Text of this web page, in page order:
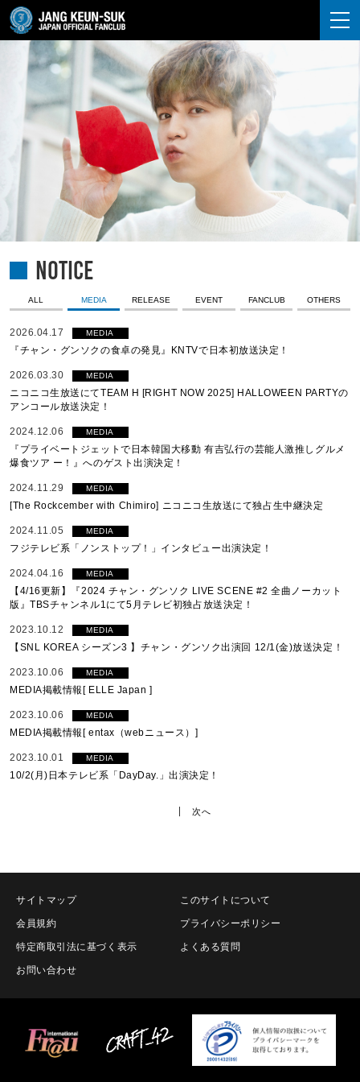
NOTICE
ALL MEDIA RELEASE EVENT FANCLUB OTHERS
2026.04.17 MEDIA
『チャン・グンソクの食卓の発見』KNTVで日本初放送決定！
2026.03.30 MEDIA
ニコニコ生放送にてTEAM H [RIGHT NOW 2025] HALLOWEEN PARTYの
アンコール放送決定！
2024.12.06 MEDIA
『プライベートジェットで日本韓国大移動 有吉弘行の芸能人激推しグルメ
爆食ツア ー！』へのゲスト出演決定！
2024.11.29 MEDIA
[The Rockcember with Chimiro] ニコニコ生放送にて独占生中継決定
2024.11.05 MEDIA
フジテレビ系「ノンストップ！」インタビュー出演決定！
2024.04.16 MEDIA
【4/16更新】『2024 チャン・グンソク LIVE SCENE #2 全曲ノーカット
版』TBSチャンネル1にて5月テレビ初独占放送決定！
2023.10.12 MEDIA
【SNL KOREA シーズン3 】チャン・グンソク出演回 12/1(金)放送決定！
2023.10.06 MEDIA
MEDIA掲載情報[ ELLE Japan ]
2023.10.06 MEDIA
MEDIA掲載情報[ entax（webニュース）]
2023.10.01 MEDIA
10/2(月)日本テレビ系「DayDay.」出演決定！
次へ
サイトマップ このサイトについて
会員規約 プライバシーポリシー
特定商取引法に基づく表示 よくある質問
お問い合わせ